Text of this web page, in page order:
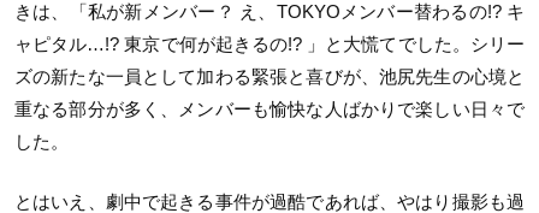
きは、「私が新メンバー？ え、TOKYOメンバー替わるの!? キ
ャピタル…!? 東京で何が起きるの!? 」と大慌てでした。シリー
ズの新たな一員として加わる緊張と喜びが、池尻先生の心境と
重なる部分が多く、メンバーも愉快な人ばかりで楽しい日々で
した。
とはいえ、劇中で起きる事件が過酷であれば、やはり撮影も過